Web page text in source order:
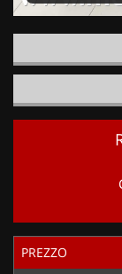
PREZZO